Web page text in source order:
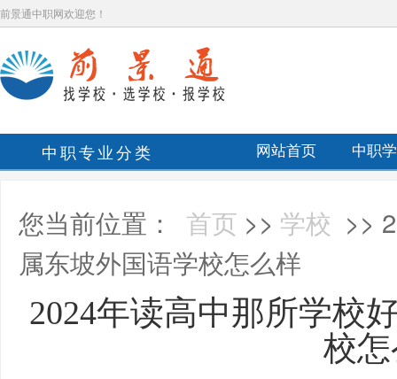
前景通中职网欢迎您！
中职专业分类 网站首页 中职
您当前位置： 首页 >> 学校 >>
属东坡外国语学校怎么样
2024年读高中那所学校
校